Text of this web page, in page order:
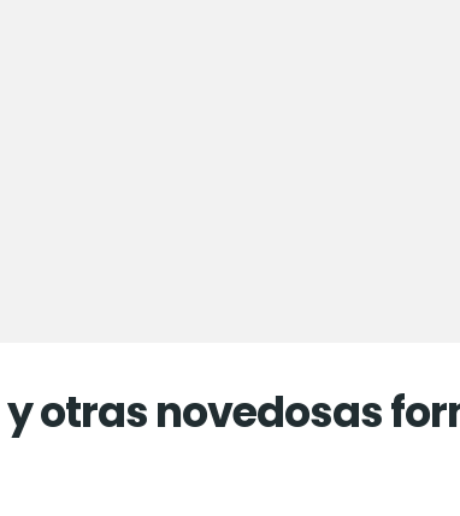
otras novedosas